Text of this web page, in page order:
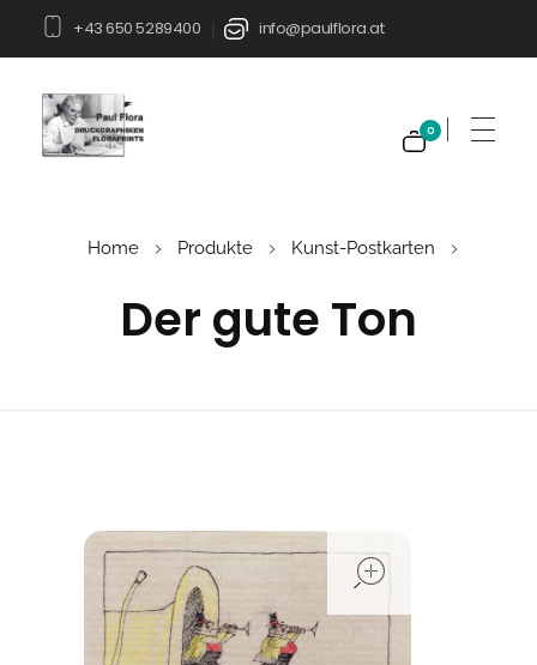
+43 650 5289400 info@paulflora.at
0
Home Produkte Kunst-Postkarten
Der gute Ton